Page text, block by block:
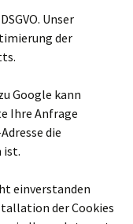
Unser
der
Google kann
Ihre Anfrage
die
ist.
einverstanden
der Cookies